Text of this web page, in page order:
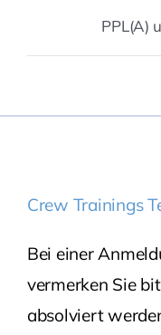
PPL(A)
Crew Trainings
Bei einer
vermerken Sie
absolviert